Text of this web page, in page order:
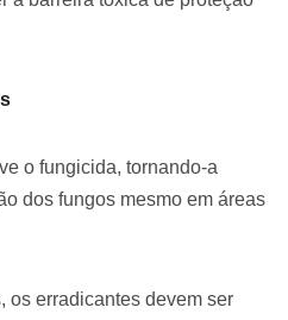
o fungicida, tornando-a
dos fungos mesmo em áreas
os erradicantes devem ser